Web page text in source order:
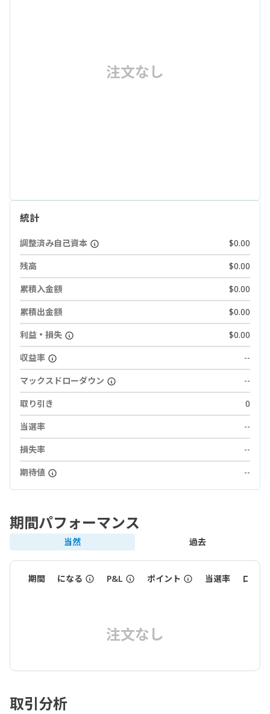
注文なし
統計
調整済み自己資本
$0.00
残高
$0.00
累積入金額
$0.00
累積出金額
$0.00
利益・損失
$0.00
収益率
--
マックスドローダウン
--
取り引き
0
当選率
--
損失率
--
期待値
--
期間パフォーマンス
当然 過去
期間 になる P&L ポイント 当選率 ロット
注文なし
取引分析